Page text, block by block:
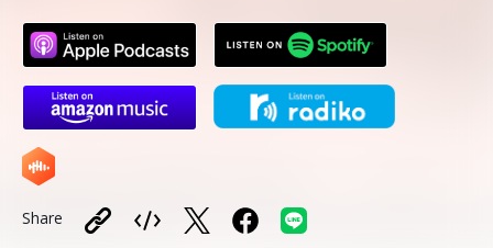
Share